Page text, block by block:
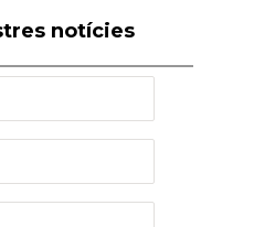
notícies